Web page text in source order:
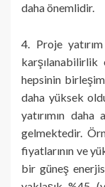
daha önemlidir.
4. Proje
karşılanabilirlik
hepsinin
daha yüksek
yatırımın
gelmektedir.
fiyatlarının ve
bir güneş